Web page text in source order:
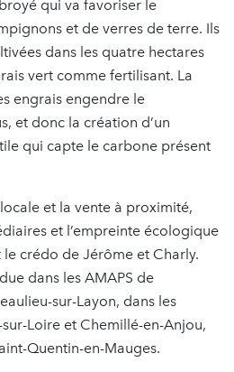
qui va favoriser le
et de verres de terre. Ils
dans les quatre hectares
vert comme fertilisant. La
engrais engendre le
et donc la création d’un
qui capte le carbone présent
et la vente à proximité,
et l’empreinte écologique
crédo de Jérôme et Charly.
dans les AMAPS de
sur-Layon, dans les
Loire et Chemillé-en-Anjou,
Quentin-en-Mauges.